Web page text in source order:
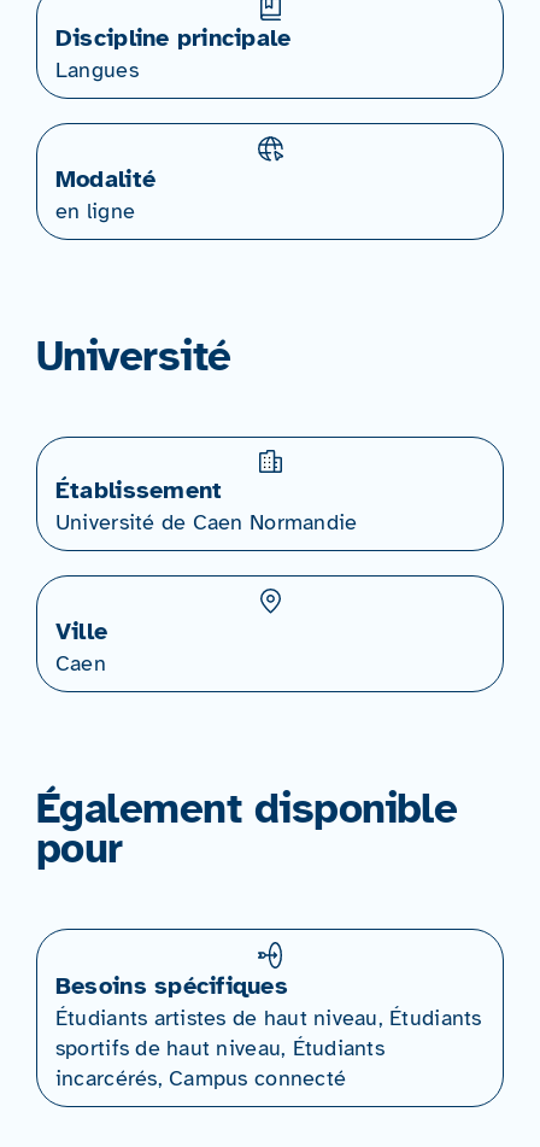
Discipline principale
Langues
Modalité
en ligne
Université
Établissement
Université de Caen Normandie
Ville
Caen
Également disponible
pour
Besoins spécifiques
Étudiants artistes de haut niveau, Étudiants
sportifs de haut niveau, Étudiants
incarcérés, Campus connecté